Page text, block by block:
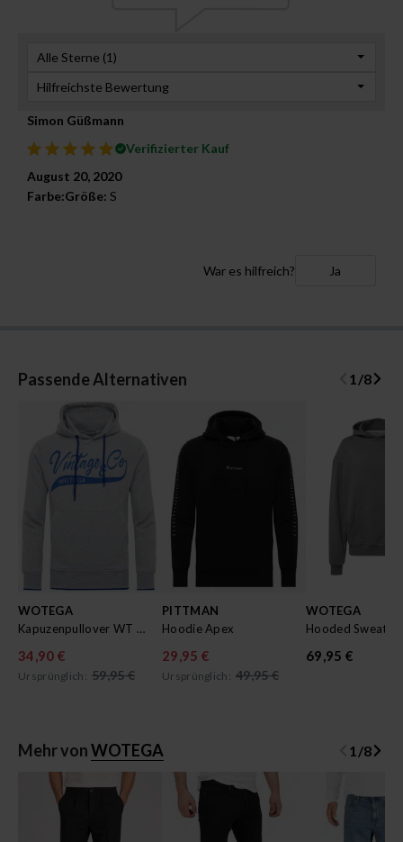
Alle Sterne (1)
Hilfreichste Bewertung
Simon Güßmann
Verifizierter Kauf
August 20, 2020
Farbe:Größe:S
War es hilfreich? Ja
Passende Alternativen 1/8
WOTEGA
Kapuzenpullover WT Star
34,90 €
Ursprünglich: 59,95 €
PITTMAN
Hoodie Apex
29,95 €
Ursprünglich: 49,95 €
WOTEGA
69,95 €
Mehr vonWOTEGA 1 /8